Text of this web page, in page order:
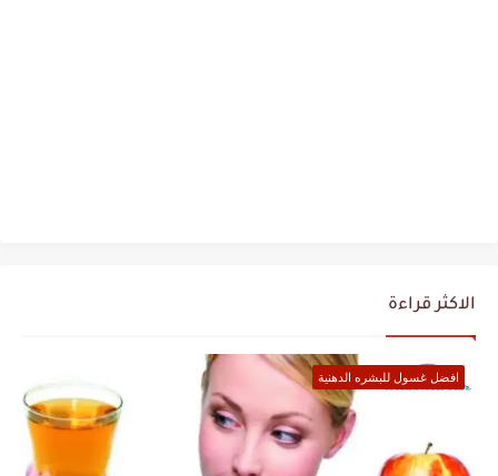
الاكثر قراءة
افضل غسول للبشره الدهنية